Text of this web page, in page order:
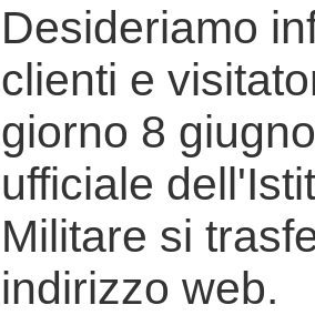
Desideriamo
clienti e
giorno 8
ufficiale
Militare si
indirizzo web.